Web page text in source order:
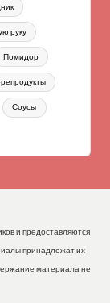
руку
Помидор
Соусы
и предоставляются
принадлежат их
материала не